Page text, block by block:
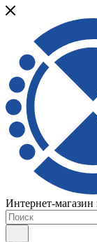
Интернет-магазин